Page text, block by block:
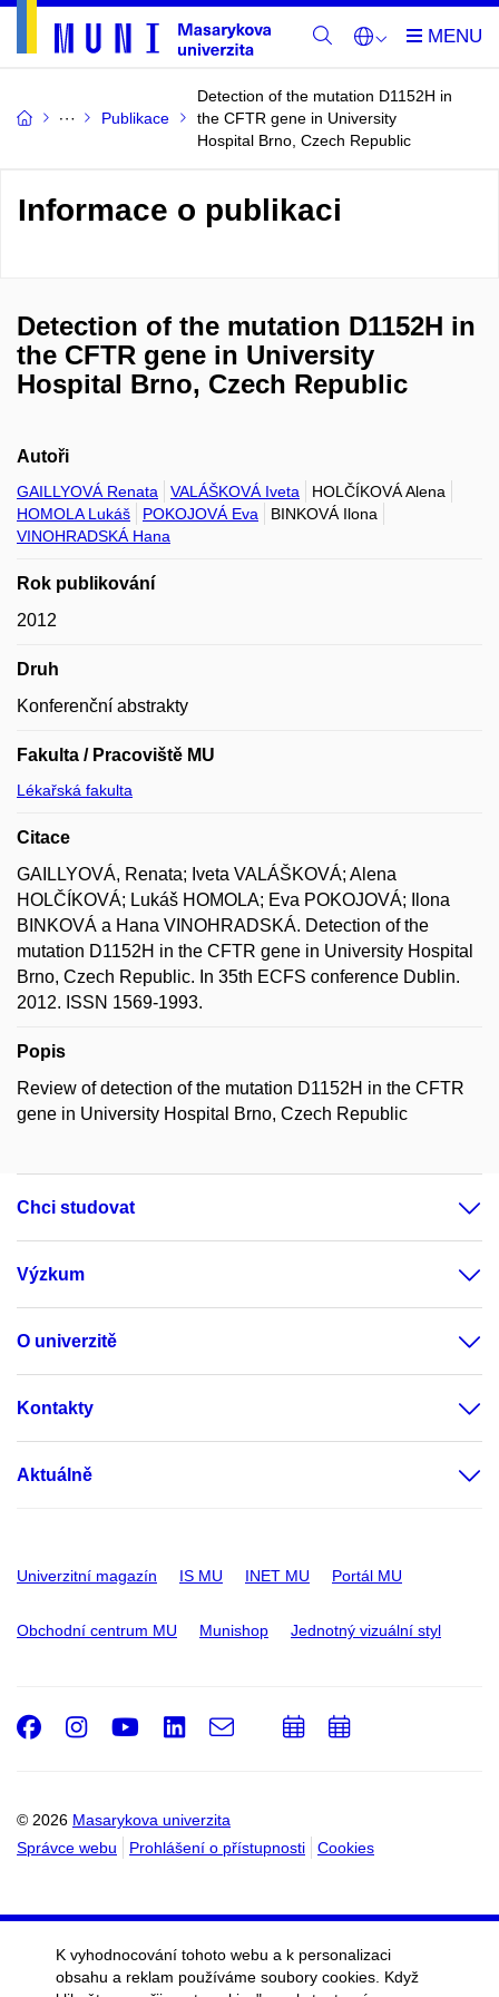
Publikace
Detection of the mutation D1152H in
the CFTR gene in University
Hospital Brno, Czech Republic
Informace o publikaci
Detection of the mutation D1152H in
the CFTR gene in University
Hospital Brno, Czech Republic
Autoři
GAILLYOVÁ Renata VALÁŠKOVÁ Iveta
HOLČÍKOVÁ Alena
HOMOLA Lukáš
POKOJOVÁ Eva
BINKOVÁ Ilona
VINOHRADSKÁ Hana
Rok publikování
2012
Druh
Konferenční abstrakty
Fakulta / Pracoviště MU
Lékařská fakulta
Citace
GAILLYOVÁ, Renata; Iveta VALÁŠKOVÁ; Alena
HOLČÍKOVÁ; Lukáš HOMOLA; Eva POKOJOVÁ; Ilona
BINKOVÁ a Hana VINOHRADSKÁ. Detection of the
mutation D1152H in the CFTR gene in University Hospital
Brno, Czech Republic. In 35th ECFS conference Dublin.
2012. ISSN 1569-1993.
Popis
Review of detection of the mutation D1152H in the CFTR
gene in University Hospital Brno, Czech Republic
Chci studovat
Výzkum
O univerzitě
Kontakty
Aktuálně
Univerzitní magazín IS MU INET MU Portál MU
Obchodní centrum MU Munishop Jednotný vizuální styl
© 2026 Masarykova univerzita
Správce webu
Prohlášení o přístupnosti Cookies
Facebook
Instagram
Youtube
LinkedIn
e-
PřidatPřidat
K vyhodnocování tohoto webu a k personalizaci
obsahu a reklam používáme soubory cookies. Když